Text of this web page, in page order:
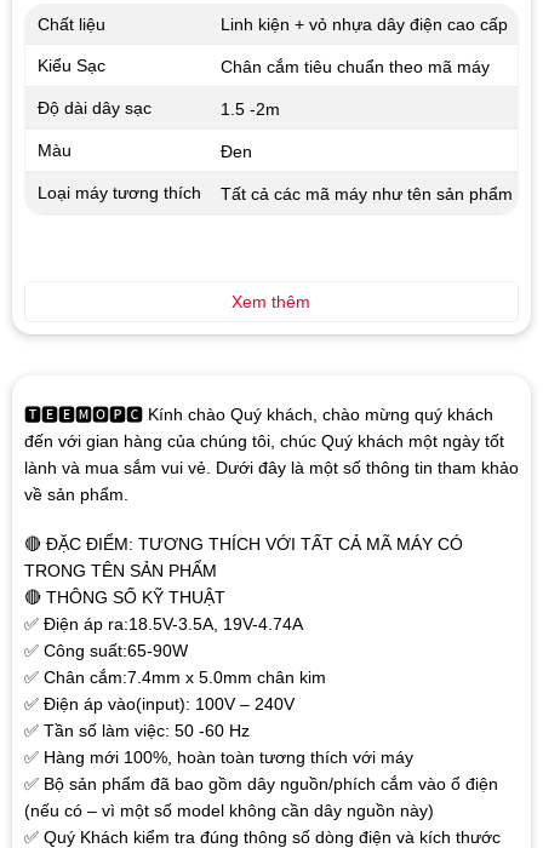
🆃🅴🅴🅼🅾🅿🅲 Kính chào Quý khách, chào mừng quý khách
đến với gian hàng của chúng tôi, chúc Quý khách một ngày tốt
lành và mua sắm vui vẻ. Dưới đây là một số thông tin tham khảo
về sản phẩm.
🔴 ĐẶC ĐIỂM: TƯƠNG THÍCH VỚI TẤT CẢ MÃ MÁY CÓ
TRONG TÊN SẢN PHẨM
🔴 THÔNG SỐ KỸ THUẬT
✅ Điện áp ra:18.5V-3.5A, 19V-4.74A
✅ Công suất:65-90W
✅ Chân cắm:7.4mm x 5.0mm chân kim
✅ Điện áp vào(input): 100V – 240V
✅ Tần số làm việc: 50 -60 Hz
✅ Hàng mới 100%, hoàn toàn tương thích với máy
✅ Bộ sản phẩm đã bao gồm dây nguồn/phích cắm vào ổ điện
(nếu có – vì một số model không cần dây nguồn này)
✅ Quý Khách kiểm tra đúng thông số dòng điện và kích thước
Chất liệu Linh kiện + vỏ nhựa dây điện cao cấp
Kiểu Sạc Chân cắm tiêu chuẩn theo mã máy
Độ dài dây sạc 1.5 -2m
Màu Đen
Loại máy tương thích Tất cả các mã máy như tên sản phẩm
Xem thêm